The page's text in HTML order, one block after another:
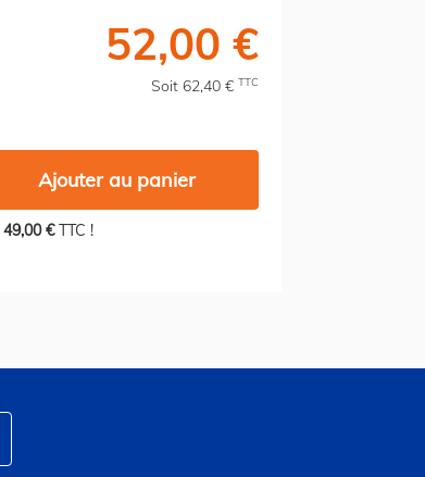
52,00 €
Soit 62,40 € TTC
Ajouter au panier
49,00 €TTC !